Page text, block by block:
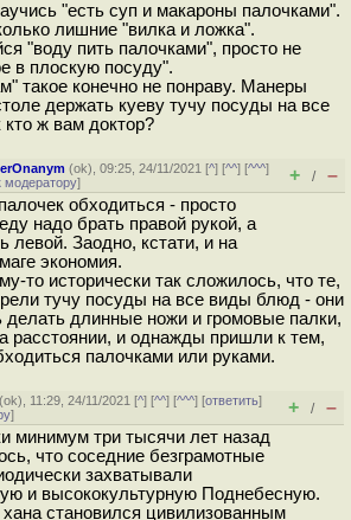
"есть суп и макароны палочками".
лишние "вилка и ложка".
"воду пить палочками", просто не
в плоскую посуду".
такое конечно не понраву. Манеры
держать куеву тучу посуды на все
ж вам доктор?
(ok), 09:25, 24/11/2021 [^] [^^] [^^^]
модератору] + / –
обходиться - просто
надо брать правой рукой, а
левой. Заодно, кстати, и на
экономия.
то исторически так сложилось, что те,
тучу посуды на все виды блюд - они
делать длинные ножи и громовые палки,
расстоянии, и однажды пришли к тем,
палочками или руками.
(ok), 11:29, 24/11/2021 [^] [^^] [^^^] [ответить]
] + / –
минимум три тысячи лет назад
что соседние безграмотные
захватывали
и высококультурную Поднебесную.
становился цивилизованным